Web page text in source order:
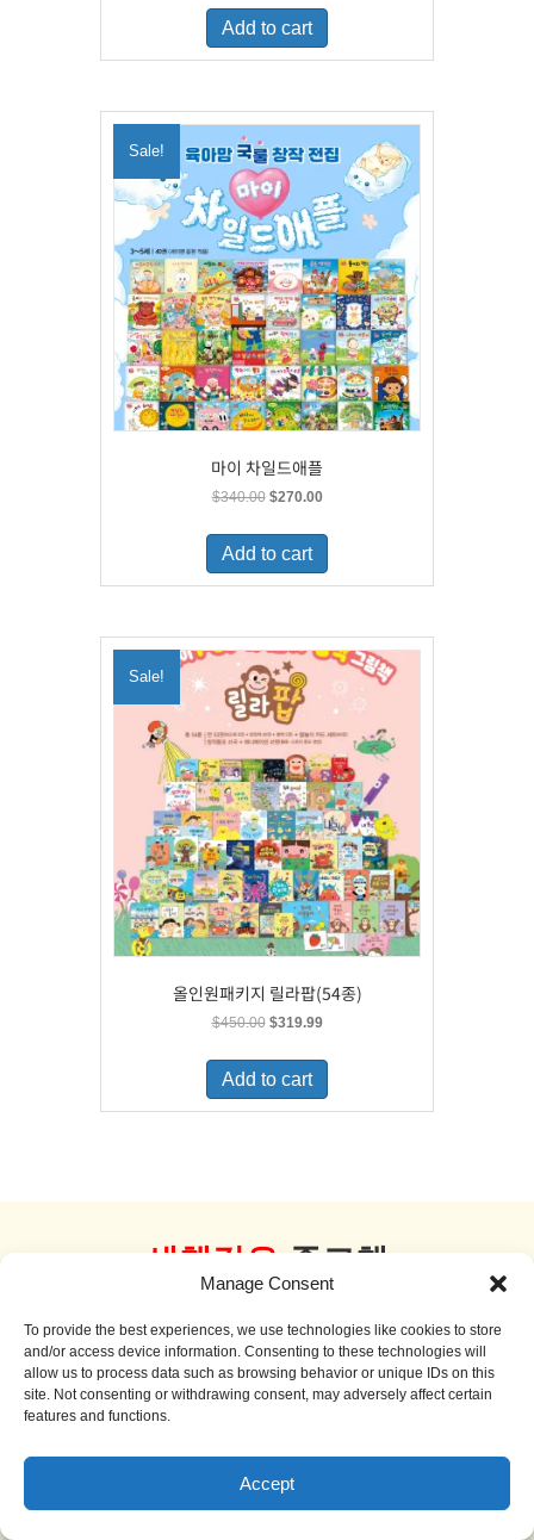
Manage Consent
To provide the best experiences, we use technologies like cookies to store
and/or access device information. Consenting to these technologies will
allow us to process data such as browsing behavior or unique IDs on this
site. Not consenting or withdrawing consent, may adversely affect certain
features and functions.
Accept
was:
$160.00.
is:
Add to cart
Sale!
마이 차일드애플
$340.00 Original
was:
$340.00.
$270.00Current
is:
Add to cart
Sale!
올인원패키지 릴라팝(54종)
$450.00 Original
was:
$450.00.
$319.99Current
is:
Add to cart
새책같은 중고책
더 보기
Sale!